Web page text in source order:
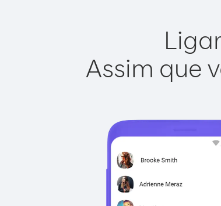
Assim que